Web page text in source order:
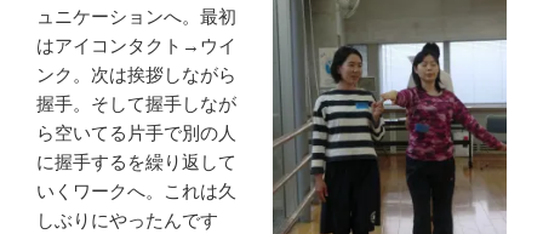
ュニケーションへ。最初
はアイコンタクト→ウイ
ンク。次は挨拶しながら
握手。そして握手しなが
ら空いてる片手で別の人
に握手するを繰り返して
いくワークへ。これは久
しぶりにやったんです